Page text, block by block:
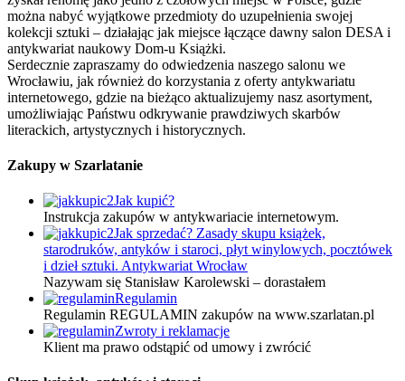
można nabyć wyjątkowe przedmioty do uzupełnienia swojej
kolekcji sztuki – działając jak miejsce łączące dawny salon DESA i
antykwariat naukowy Dom-u Książki.
Serdecznie zapraszamy do odwiedzenia naszego salonu we
Wrocławiu, jak również do korzystania z oferty antykwariatu
internetowego, gdzie na bieżąco aktualizujemy nasz asortyment,
umożliwiając Państwu odkrywanie prawdziwych skarbów
literackich, artystycznych i historycznych.
Zakupy w Szarlatanie
Jak kupić?
Instrukcja zakupów w antykwariacie internetowym.
Jak sprzedać? Zasady skupu książek,
starodruków, antyków i staroci, płyt winylowych, pocztówek
i dzieł sztuki. Antykwariat Wrocław
Nazywam się Stanisław Karolewski – dorastałem
Regulamin
Regulamin REGULAMIN zakupów na www.szarlatan.pl
Zwroty i reklamacje
Klient ma prawo odstąpić od umowy i zwrócić